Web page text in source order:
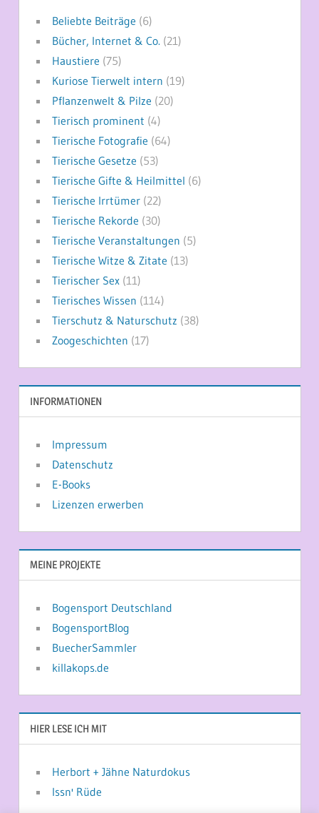
Beliebte Beiträge (6)
Bücher, Internet & Co. (21)
Haustiere (75)
Kuriose Tierwelt intern (19)
Pflanzenwelt & Pilze (20)
Tierisch prominent (4)
Tierische Fotografie (64)
Tierische Gesetze (53)
Tierische Gifte & Heilmittel (6)
Tierische Irrtümer(22)
Tierische Rekorde (30)
Tierische Veranstaltungen (5)
Tierische Witze & Zitate (13)
Tierischer Sex(11)
Tierisches Wissen (114)
Tierschutz & Naturschutz (38)
Zoogeschichten (17)
INFORMATIONEN
Impressum
Datenschutz
E-Books
Lizenzen erwerben
MEINE PROJEKTE
Bogensport Deutschland
BogensportBlog
BuecherSammler
killakops.de
HIER LESE ICH MIT
Herbort + Jähne Naturdokus
Issn' Rüde